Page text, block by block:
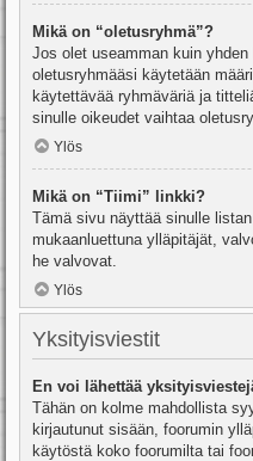
Mikä on “oletusryhmä”?
Jos olet useamman kuin
oletusryhmääsi käytetään
käytettävää ryhmäväriä ja
sinulle oikeudet vaihtaa
Ylös
Mikä on “Tiimi” linkki?
Tämä sivu näyttää sinulle
mukaanluettuna ylläpitäjät,
he valvovat.
Ylös
Yksityisviestit
En voi lähettää
Tähän on kolme mahdollista
kirjautunut sisään, foorumin
käytöstä koko foorumilta tai